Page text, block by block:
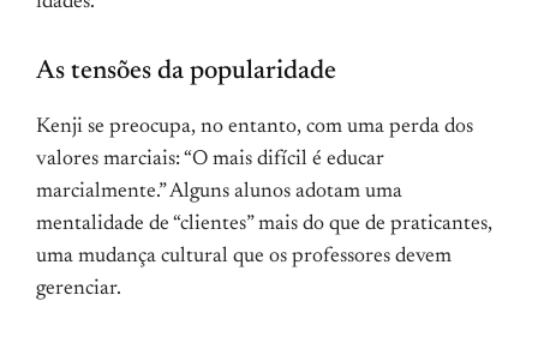
As tensões da popularidade
Kenji se preocupa, no entanto, com uma perda dos
valores marciais: “O mais difícil é educar
marcialmente.” Alguns alunos adotam uma
mentalidade de “clientes” mais do que de praticantes,
uma mudança cultural que os professores devem
gerenciar.